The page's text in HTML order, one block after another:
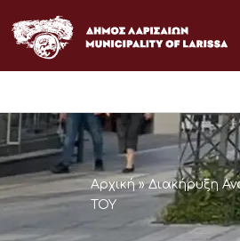
στο
περιεχόμενο
Αρχική»Διακήρυξη
ΤΟΥ